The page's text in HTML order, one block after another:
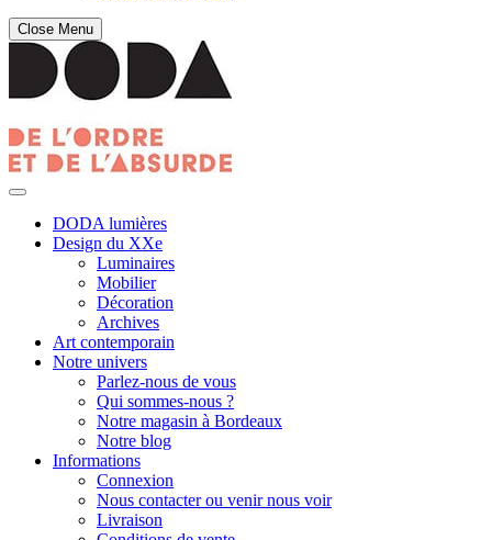
Close Menu
DODA lumières
Design du XXe
Luminaires
Mobilier
Décoration
Archives
Art contemporain
Notre univers
Parlez-nous de vous
Qui sommes-nous ?
Notre magasin à Bordeaux
Notre blog
Informations
Connexion
Nous contacter ou venir nous voir
Livraison